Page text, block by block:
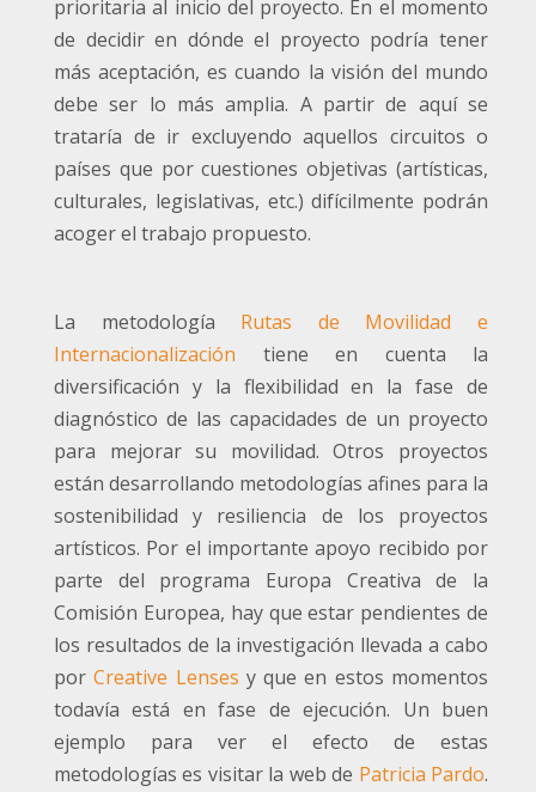
prioritaria al inicio del proyecto. En el momento
de decidir en dónde el proyecto podría tener
más aceptación, es cuando la visión del mundo
debe ser lo más amplia. A partir de aquí se
trataría de ir excluyendo aquellos circuitos o
países que por cuestiones objetivas (artísticas,
culturales, legislativas, etc.) difícilmente podrán
acoger el trabajo propuesto.
La metodología Rutas de Movilidad e
Internacionalización tiene en cuenta la
diversificación y la flexibilidad en la fase de
diagnóstico de las capacidades de un proyecto
para mejorar su movilidad. Otros proyectos
están desarrollando metodologías afines para la
sostenibilidad y resiliencia de los proyectos
artísticos. Por el importante apoyo recibido por
parte del programa Europa Creativa de la
Comisión Europea, hay que estar pendientes de
los resultados de la investigación llevada a cabo
porCreative Lenses y que en estos momentos
todavía está en fase de ejecución. Un buen
ejemplo para ver el efecto de estas
metodologías es visitar la web de Patricia Pardo.